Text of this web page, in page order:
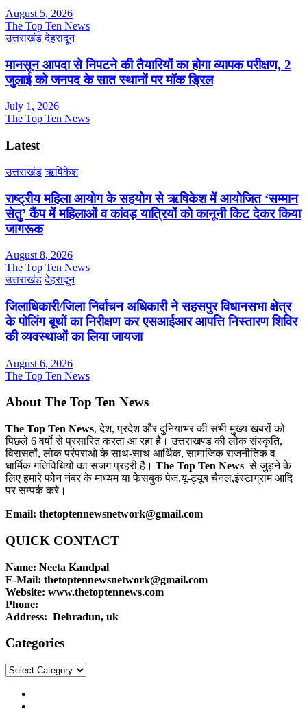
August 5, 2026
The Top Ten News
उत्तराखंड देहरादून
मानसून आपदा से निपटने की तैयारियों का होगा व्यापक परीक्षण, 2
जुलाई को जनपद के सात स्थानों पर मॉक ड्रिल
July 1, 2026
The Top Ten News
Latest
उत्तराखंड ऋषिकेश
राष्ट्रीय महिला आयोग के सहयोग से ऋषिकेश में आयोजित ‘सम्मान
सेतु’ कैंप में महिलाओं व कांवड़ यात्रियों को कानूनी किट देकर किया
जागरूक
August 8, 2026
The Top Ten News
उत्तराखंड देहरादून
जिलाधिकारी/जिला निर्वाचन अधिकारी ने सहसपुर विधानसभा क्षेत्र
के पोलिंग बूथों का निरीक्षण कर एसआईआर आपत्ति निस्तारण शिविर
की व्यवस्थाओं का लिया जायजा
August 6, 2026
The Top Ten News
About The Top Ten News
The Top Ten News, देश, प्रदेश और दुनियाभर की सभी मुख्य खबरों को
पिछले 6 वर्षों से प्रसारित करता आ रहा है। उत्तराखण्ड की लोक संस्कृति,
विरासतों, लोक परंपराओ के साथ-साथ आर्थिक, सामाजिक राजनीतिक व
धार्मिक गतिविधियों का सजग प्रहरी है। The Top Ten News से जुड़ने के
लिए हमारे फोन नंबर के माध्यम या फेसबुक पेज,यू-ट्यूब चैनल,इंस्टाग्राम आदि
पर सम्पर्क करे।
Email: thetoptennewsnetwork@gmail.com
QUICK CONTACT
Name: Neeta Kandpal
E-Mail: thetoptennewsnetwork@gmail.com
Website: www.thetoptennews.com
Phone:
Address: Dehradun, uk
Categories
Categories